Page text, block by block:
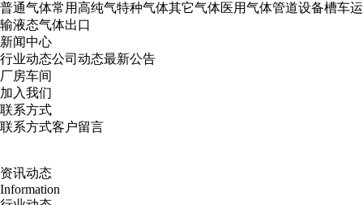
普通气体常用高纯气特种气体其它气体医用气体管道设备槽车运
输液态气体出口
新闻中心
行业动态公司动态最新公告
厂房车间
加入我们
联系方式
联系方式客户留言
资讯动态
Information